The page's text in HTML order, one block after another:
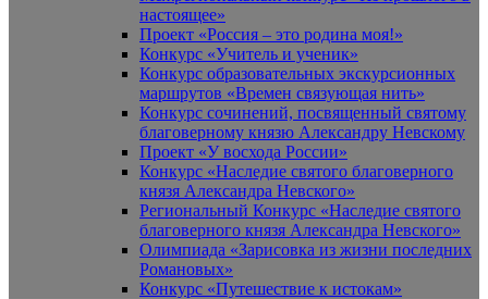
настоящее»
Проект «Россия – это родина моя!»
Конкурс «Учитель и ученик»
Конкурс образовательных экскурсионных
маршрутов «Времен связующая нить»
Конкурс сочинений, посвященный святому
благоверному князю Александру Невскому
Проект «У восхода России»
Конкурс «Наследие святого благоверного
князя Александра Невского»
Региональный Конкурс «Наследие святого
благоверного князя Александра Невского»
Олимпиада «Зарисовка из жизни последних
Романовых»
Конкурс «Путешествие к истокам»